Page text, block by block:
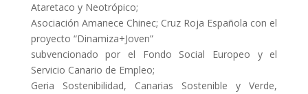
Ataretaco y Neotrópico;
Asociación Amanece Chinec; Cruz Roja Española con el
proyecto “Dinamiza+Joven”
subvencionado por el Fondo Social Europeo y el
Servicio Canario de Empleo;
Geria Sostenibilidad, Canarias Sostenible y Verde,